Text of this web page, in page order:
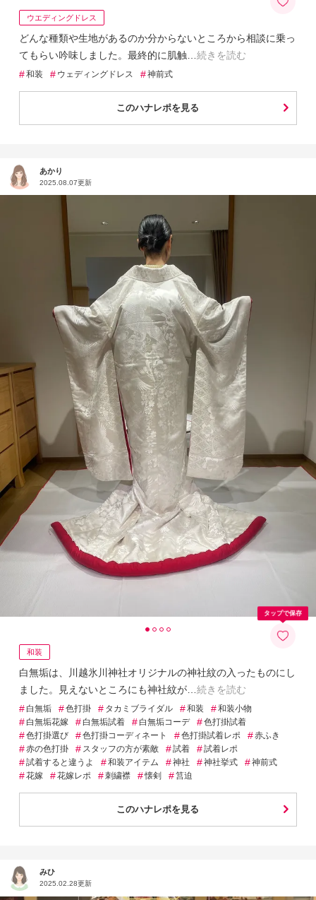
ウエディングドレス
どんな種類や生地があるのか分からないところから相談に乗っ
てもらい吟味しました。最終的に肌触
続きを読む
#和装 # ウェディングドレス #神前式
このハナレポを見る
あかり
2025.08.07更新
和装
タップで保存
白無垢は、川越氷川神社オリジナルの神社紋の入ったものにし
ました。見えないところにも神社紋が
続きを読む
# 白無垢 #色打掛 # タカミブライダル #和装 #和装小物
# 白無垢花嫁 # 白無垢試着 # 白無垢コーデ #色打掛試着
#色打掛選び #色打掛コーディネート #色打掛試着レポ #赤ふき
#赤の色打掛 # スタッフの方が素敵 #試着 #試着レポ
#試着すると違うよ #和装アイテム #神社 #神社挙式 #神前式
#花嫁 #花嫁レポ #刺繍襟 #懐剣 #筥迫
このハナレポを見る
みひ
2025.02.28更新